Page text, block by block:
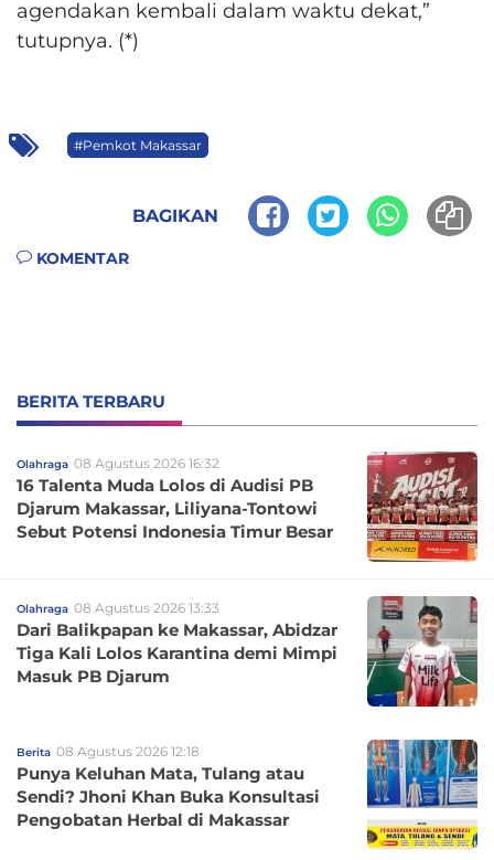
agendakan kembali dalam waktu dekat,”
tutupnya. (*)
#Pemkot Makassar
BAGIKAN
KOMENTAR
BERITA TERBARU
Olahraga 08 Agustus 2026 16:32
16 Talenta Muda Lolos di Audisi PB
Djarum Makassar, Liliyana-Tontowi
Sebut Potensi Indonesia Timur Besar
Olahraga 08 Agustus 2026 13:33
Dari Balikpapan ke Makassar, Abidzar
Tiga Kali Lolos Karantina demi Mimpi
Masuk PB Djarum
Berita 08 Agustus 2026 12:18
Punya Keluhan Mata, Tulang atau
Sendi? Jhoni Khan Buka Konsultasi
Pengobatan Herbal di Makassar